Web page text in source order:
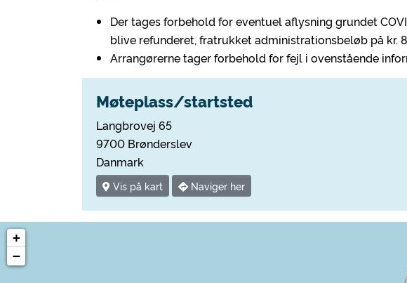
Der tages forbehold for eventuel aflysning grundet
blive refunderet, fratrukket administrationsbeløb på kr.
Arrangørerne tager forbehold for fejl i ovenstående
Møteplass/startsted
Langbrovej 65
9700 Brønderslev
Danmark
Vis på kart Naviger her
+
−